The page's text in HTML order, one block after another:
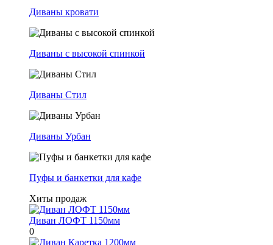
Диваны кровати
Диваны с высокой спинкой
Диваны Стил
Диваны Урбан
Пуфы и банкетки для кафе
Хиты продаж
Диван ЛОФТ 1150мм
0